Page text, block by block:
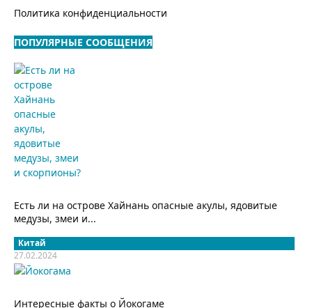
Политика конфиденциальности
ПОПУЛЯРНЫЕ СООБЩЕНИЯ
Есть ли на острове Хайнань опасные акулы, ядовитые
медузы, змеи и...
Китай
27.02.2024
Интересные факты о Йокогаме